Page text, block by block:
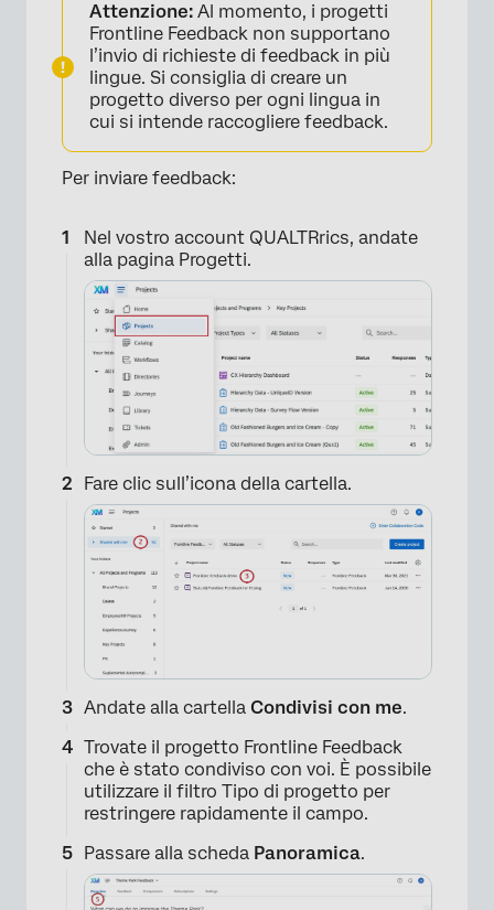
×
Attenzione: Al momento, i progetti
Frontline Feedback non supportano
l’invio di richieste di feedback in più
lingue. Si consiglia di creare un
progetto diverso per ogni lingua in
cui si intende raccogliere feedback.
Per inviare feedback:
Nel vostro account QUALTRrics, andate
alla pagina Progetti.
Fare clic sull’icona della cartella.
Andate alla cartella Condivisi con me.
Trovate il progetto Frontline Feedback
che è stato condiviso con voi. È possibile
utilizzare il filtro Tipo di progetto per
restringere rapidamente il campo.
Passare alla scheda Panoramica.